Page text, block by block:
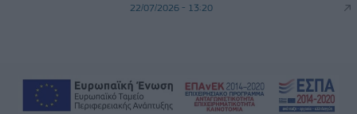
22/07/2026 - 13:20